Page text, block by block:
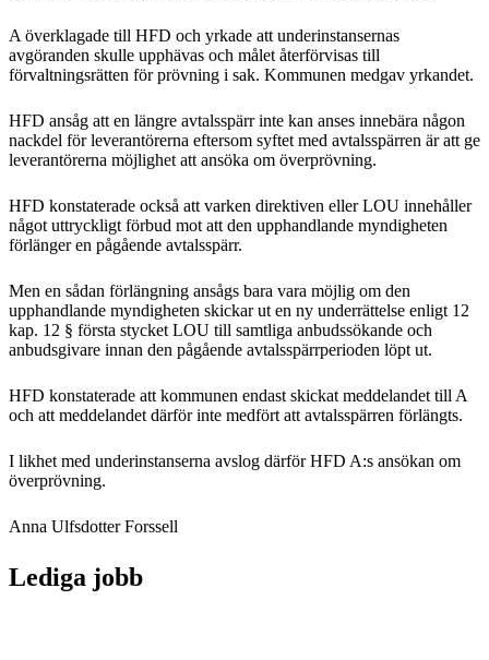
A överklagade till HFD och yrkade att underinstansernas
avgöranden skulle upphävas och målet återförvisas till
förvaltningsrätten för prövning i sak. Kommunen medgav yrkandet.
HFD ansåg att en längre avtalsspärr inte kan anses innebära någon
nackdel för leverantörerna eftersom syftet med avtalsspärren är att ge
leverantörerna möjlighet att ansöka om överprövning.
HFD konstaterade också att varken direktiven eller LOU innehåller
något uttryckligt förbud mot att den upphandlande myndigheten
förlänger en pågående avtalsspärr.
Men en sådan förlängning ansågs bara vara möjlig om den
upphandlande myndigheten skickar ut en ny underrättelse enligt 12
kap. 12 § första stycket LOU till samtliga anbudssökande och
anbudsgivare innan den pågående avtalsspärrperioden löpt ut.
HFD konstaterade att kommunen endast skickat meddelandet till A
och att meddelandet därför inte medfört att avtalsspärren förlängts.
I likhet med underinstanserna avslog därför HFD A:s ansökan om
överprövning.
Anna Ulfsdotter Forssell
Lediga jobb